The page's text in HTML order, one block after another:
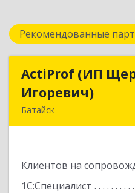
Рекомендованные
ActiProf (ИП
Игоревич)
Батайск
Клиентов на
1С:Специалист
ActiProf (ИП